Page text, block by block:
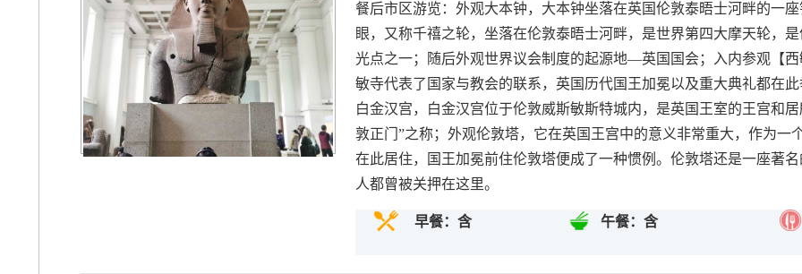
餐后市区游览：外观大本钟，大本钟坐落在英国伦敦泰晤士河畔的一
眼，又称千禧之轮，坐落在伦敦泰晤士河畔，是世界第四大摩天轮，
光点之一；随后外观世界议会制度的起源地—英国国会；入内参观【
敏寺代表了国家与教会的联系，英国历代国王加冕以及重大典礼都在
白金汉宫，白金汉宫位于伦敦威斯敏斯特城内，是英国王室的王宫和
敦正门”之称；外观伦敦塔，它在英国王宫中的意义非常重大，作为一
在此居住，国王加冕前住伦敦塔便成了一种惯例。伦敦塔还是一座著
人都曾被关押在这里。
早餐：含 午餐：含